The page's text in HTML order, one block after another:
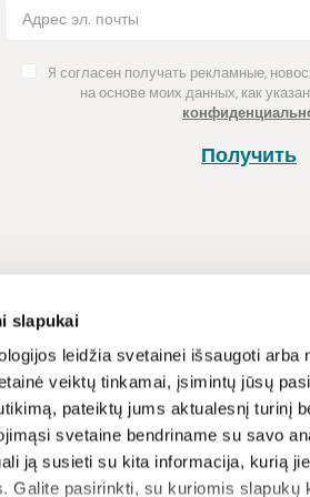
slapukai
leidžia svetainei išsaugoti arba
veiktų tinkamai, įsimintų jūsų
pateiktų jums aktualesnį turinį
svetaine bendriname su savo
ją susieti su kita informacija, kurią
Galite pasirinkti, su kuriomis slapukų
Я согласен получать рекламные,
на основе моих данных, как
Получить
Способы оплаты
Доставка
Возврат товара